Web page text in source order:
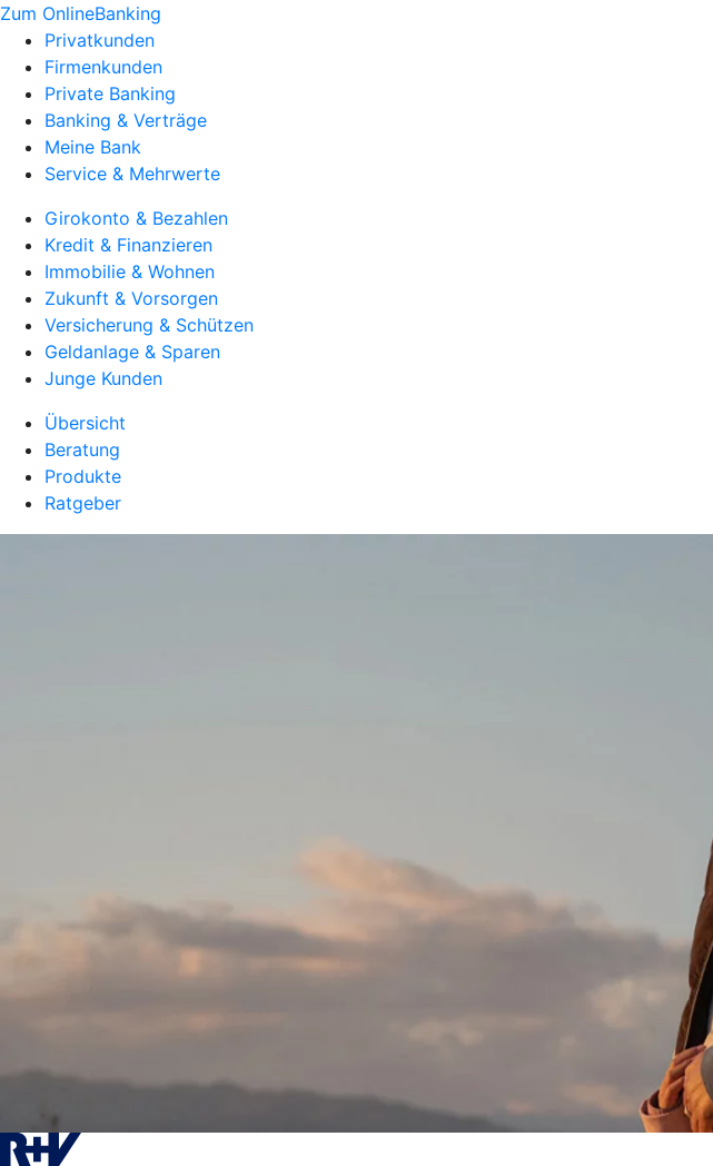
Zum OnlineBanking
Privatkunden
Firmenkunden
Private Banking
Banking & Verträge
Meine Bank
Service & Mehrwerte
Girokonto & Bezahlen
Kredit & Finanzieren
Immobilie & Wohnen
Zukunft & Vorsorgen
Versicherung & Schützen
Geldanlage & Sparen
Junge Kunden
Übersicht
Beratung
Produkte
Ratgeber